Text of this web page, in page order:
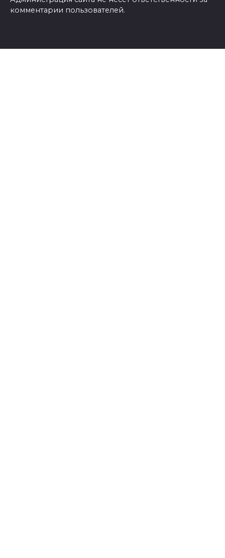
комментарии пользователей.